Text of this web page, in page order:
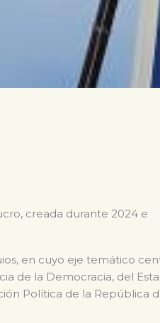
creada durante 2024 e
en cuyo eje temático
de la Democracia, del
Política de la República